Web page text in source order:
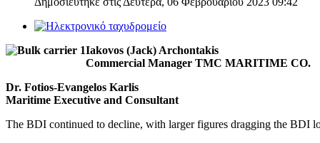
Iakovos (Jack) Archontakis
Commercial Manager TMC MARITIME CO.
Dr. Fotios-Evangelos Karlis
Maritime Executive and Consultant
The BDI continued to decline, with larger figures dragging the BDI